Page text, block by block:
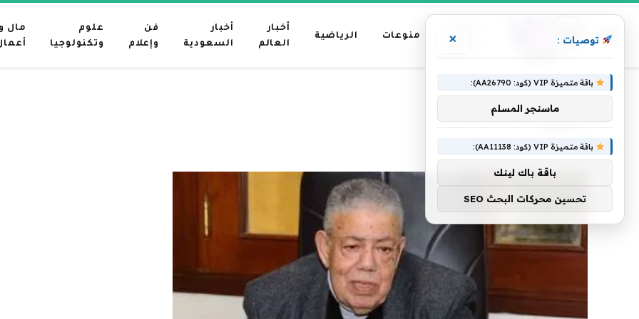
رئيسية
منوعات الرياضية
أخبار
العالم
أخبار
السعودية
فن
وإعلام
علوم
وتكنولوجيا
مال و
الرئيسية » الديك
الديك
توصيات : ×
باقة متميزة VIP (كود: AA26790):
ماسنجر المسلم
باقة متميزة VIP (كود: AA11138):
باقة باك لينك
تحسين محركات البحث SEO